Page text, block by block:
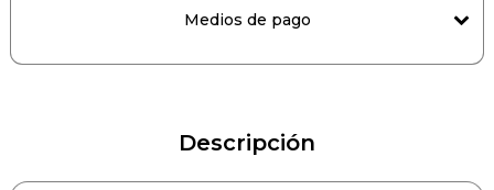
Medios de pago
Descripción